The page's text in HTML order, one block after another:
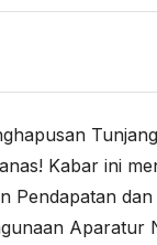
Kabar ini
Pendapatan
Aparatur